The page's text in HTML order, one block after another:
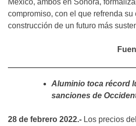
México, ambos en Sonora,
compromiso, con el que refrenda su
construcción de un futuro más
Aluminio toca récord
sanciones de
28 de febrero 2022.- Los precios